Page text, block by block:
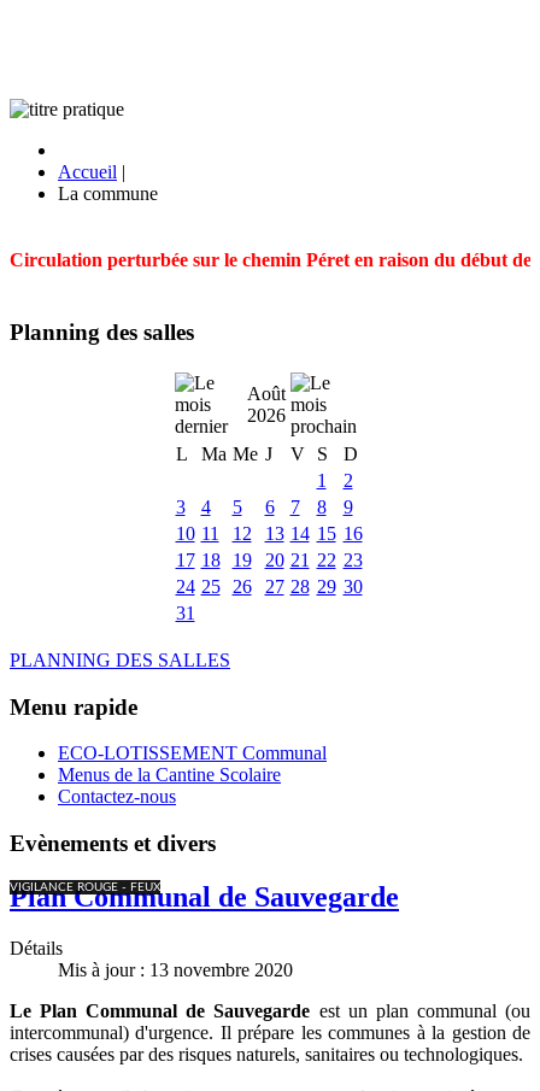
Accueil |
La commune
Circulation perturbée sur le chemin Péret en raison du début
Planning des salles
Août
2026
L
Ma Me J V S
D
1
2
3
4 5 6 7 8
9
10 11 12 13 14 15 16
17 18 19 20 21 22 23
24 25 26 27 28 29 30
31
PLANNING DES SALLES
Menu rapide
ECO-LOTISSEMENT Communal
Menus de la Cantine Scolaire
Contactez-nous
Evènements et divers
VIGILANCE ROUGE - FEUX
Plan Communal de Sauvegarde
Détails
Mis à jour : 13 novembre 2020
Le Plan Communal de Sauvegarde est un plan communal (ou
intercommunal) d'urgence. Il prépare les communes à la gestion de
crises causées par des risques naturels, sanitaires ou technologiques.